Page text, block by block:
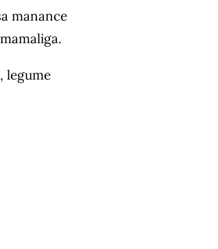
manance
legume